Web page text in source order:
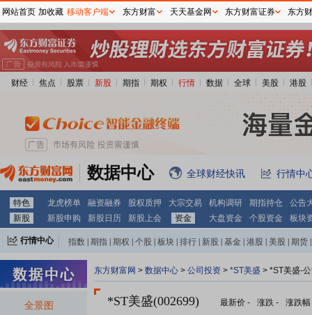
财经 焦点 股票 新股 期指 期权 行情 数据 全球 美股 港股
数据中心 全球财经快讯 行情中
特色 龙虎榜单 融资融券 股权质押 大宗交易 机构调研 期指持仓
公告
新股
新股申购 新股日历 新股上会 资金 大盘资金 个股资金 板块
行情中心 指数 期指 期权 个股 板块 排行 新股 基金 港股 美股 期货
全景图
东方财富网 > 数据中心 > 公司投资 > *ST美盛 > *ST美盛-
*ST美盛(002699) 最新价 - 涨跌 - 涨跌幅
网站首页 加收藏 移动客户端 东方财富 天天基金网 东方财富证券 东方